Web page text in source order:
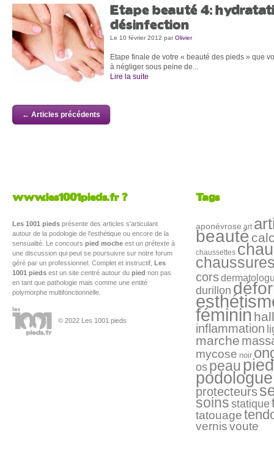
Etape beauté 4:
désinfection
Le 10 février 2012 parOlivier
Etape finale de votre « beauté des pieds » que
à négliger sous peine de...
Lire la suite
← Articles précédents
www.les1001pieds.fr ?
Les 1001 pieds présente des articles s'articulant
autour de la podologie de l'esthétique ou encore de la
sensualité. Le concours pied moche est un prétexte à
une discussion qui peut se poursuivre sur notre forum
géré par un professionnel. Complet et instructif, Les
1001 pieds est un site centré autour du pied non pas
en tant que pathologie mais comme une entité
polymorphe multifonctionnelle.
© 2022 Les 1001 pieds
Tags
aponévrose art
beauté
chaussettes
cors
durillon
féminin
inflammation
marche
mycose noir
ospeaupied
podologue
protecteurs
soins statique
tatouage
vernisvoute